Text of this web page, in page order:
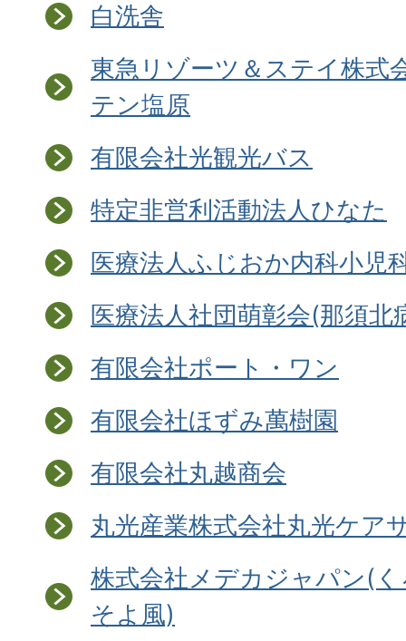
白洗舎
東急リゾーツ＆ステイ株式
テン塩原
有限会社光観光バス
特定非営利活動法人ひなた
医療法人ふじおか内科小児
医療法人社団萌彰会(那須北
有限会社ポート・ワン
有限会社ほずみ萬樹園
有限会社丸越商会
丸光産業株式会社丸光ケア
株式会社メデカジャパン(
そよ風)